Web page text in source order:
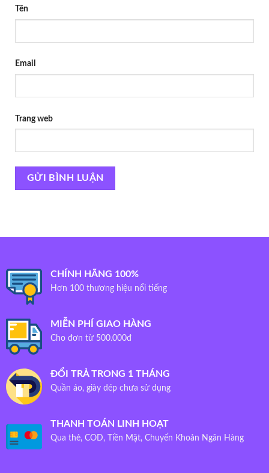
Tên
Email
Trang web
CHÍNH HÃNG 100%
Hơn 100 thương hiệu nổi tiếng
MIỄN PHÍ GIAO HÀNG
Cho đơn từ 500.000đ
ĐỔI TRẢ TRONG 1 THÁNG
Quần áo, giày dép chưa sử dụng
THANH TOÁN LINH HOẠT
Qua thẻ, COD, Tiền Mặt, Chuyển Khoản Ngân Hàng